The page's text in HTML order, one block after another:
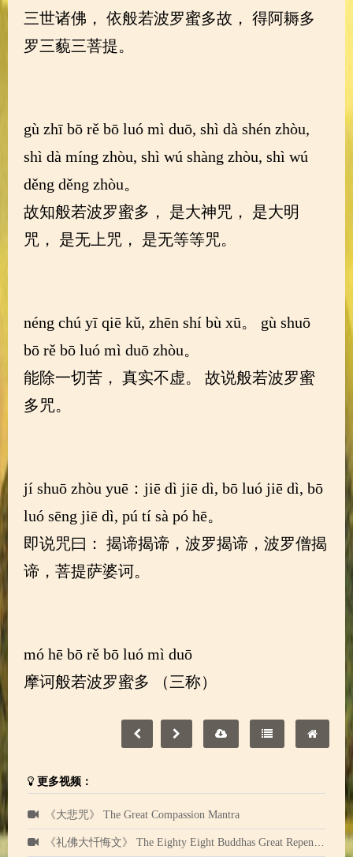
三世诸佛， 依般若波罗蜜多故， 得阿耨多
罗三藐三菩提。
gù zhī bō rě bō luó mì duō, shì dà shén zhòu,
shì dà míng zhòu, shì wú shàng zhòu, shì wú
děng děng zhòu。
故知般若波罗蜜多， 是大神咒， 是大明
咒， 是无上咒， 是无等等咒。
néng chú yī qiē kǔ, zhēn shí bù xū。 gù shuō
bō rě bō luó mì duō zhòu。
能除一切苦， 真实不虚。 故说般若波罗蜜
多咒。
jí shuō zhòu yuē：jiē dì jiē dì, bō luó jiē dì, bō
luó sēng jiē dì, pú tí sà pó hē。
即说咒曰： 揭谛揭谛，波罗揭谛，波罗僧揭
谛，菩提萨婆诃。
mó hē bō rě bō luó mì duō
摩诃般若波罗蜜多 （三称）
更多视频：
《大悲咒》 The Great Compassion Mantra
《礼佛大忏悔文》 The Eighty Eight Buddhas Great Repentance